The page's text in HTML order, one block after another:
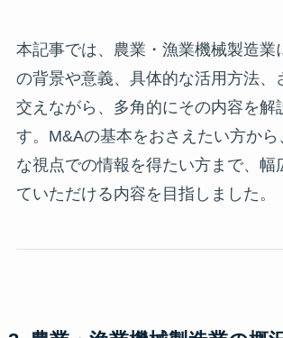
本記事では、農業・漁業機械製造業
の背景や意義、具体的な活用方法、
交えながら、多角的にその内容を解
す。M&Aの基本をおさえたい方から
な視点での情報を得たい方まで、幅
ていただける内容を目指しました。